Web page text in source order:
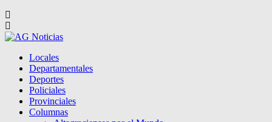
Locales
Departamentales
Deportes
Policiales
Provinciales
Columnas